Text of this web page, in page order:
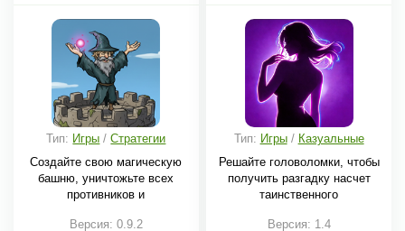
Тип: Игры /Стратегии
Создайте свою магическую
башню, уничтожьте всех
противников и
Версия: 0.9.2
Тип: Игры/ Казуальные
Решайте головоломки, чтобы
получить разгадку насчет
таинственного
Версия: 1.4